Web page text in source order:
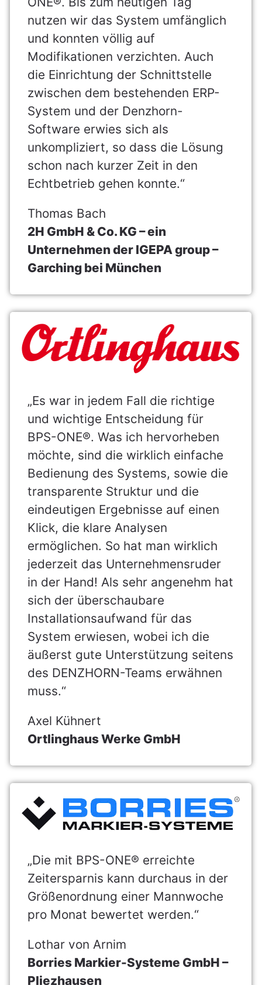
nutzen wir das System umfänglich
und konnten völlig auf
Modifikationen verzichten. Auch
die Einrichtung der Schnittstelle
zwischen dem bestehenden ERP-
System und der Denzhorn-
Software erwies sich als
unkompliziert, so dass die Lösung
schon nach kurzer Zeit in den
Echtbetrieb gehen konnte.“
Thomas Bach
2H GmbH & Co. KG – ein
Unternehmen der IGEPA group –
Garching bei München
„Es war in jedem Fall die richtige
und wichtige Entscheidung für
BPS-ONE®. Was ich hervorheben
möchte, sind die wirklich einfache
Bedienung des Systems, sowie die
transparente Struktur und die
eindeutigen Ergebnisse auf einen
Klick, die klare Analysen
ermöglichen. So hat man wirklich
jederzeit das Unternehmensruder
in der Hand! Als sehr angenehm hat
sich der überschaubare
Installationsaufwand für das
System erwiesen, wobei ich die
äußerst gute Unterstützung seitens
des DENZHORN-Teams erwähnen
muss.“
Axel Kühnert
Ortlinghaus Werke GmbH
„Die mit BPS-ONE® erreichte
Zeitersparnis kann durchaus in der
Größenordnung einer Mannwoche
pro Monat bewertet werden.“
Lothar von Arnim
Borries Markier-Systeme GmbH –
Pliezhausen